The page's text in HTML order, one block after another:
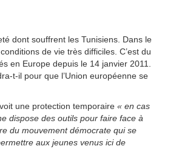
dont souffrent les Tunisiens. Dans le
de vie très difficiles. C’est du
en Europe depuis le 14 janvier 2011.
t-il pour que l’Union européenne se
une protection temporaire « en cas
dispose des outils pour faire face à
du mouvement démocrate qui se
aux jeunes venus ici de